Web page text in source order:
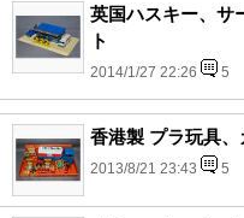
英国ハスキー、サ
ト
2014/1/27 22:26 5
香港製 プラ玩具
2013/8/21 23:43 5